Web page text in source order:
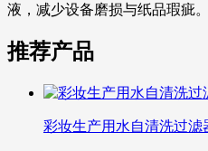
液，减少设备磨损与纸品瑕疵。
推荐产品
彩妆生产用水自清洗过滤